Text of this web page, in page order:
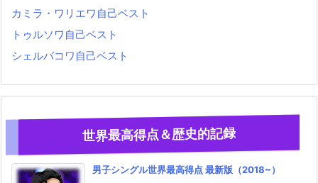
カミラ・ワリエワ自己ベスト
トゥルソワ自己ベスト
シェルバコワ自己ベスト
世界最高得点＆歴史的記録
男子シングル世界最高得点 最新版（2018~）